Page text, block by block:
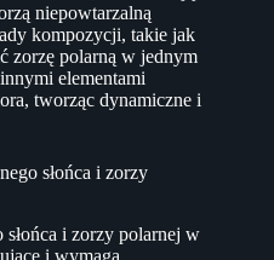
niepowtarzalną
kompozycji, takie jak
zorzę polarną w jednym
elementami
tworząc dynamiczne i
słońca i zorzy
i zorzy polarnej w